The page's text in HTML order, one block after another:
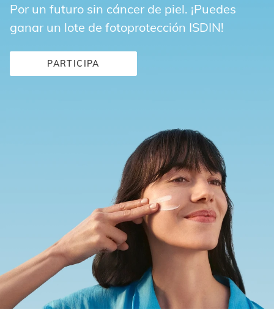
Por un futuro sin cáncer de piel. ¡Puedes
ganar un lote de fotoprotección ISDIN!
PARTICIPA